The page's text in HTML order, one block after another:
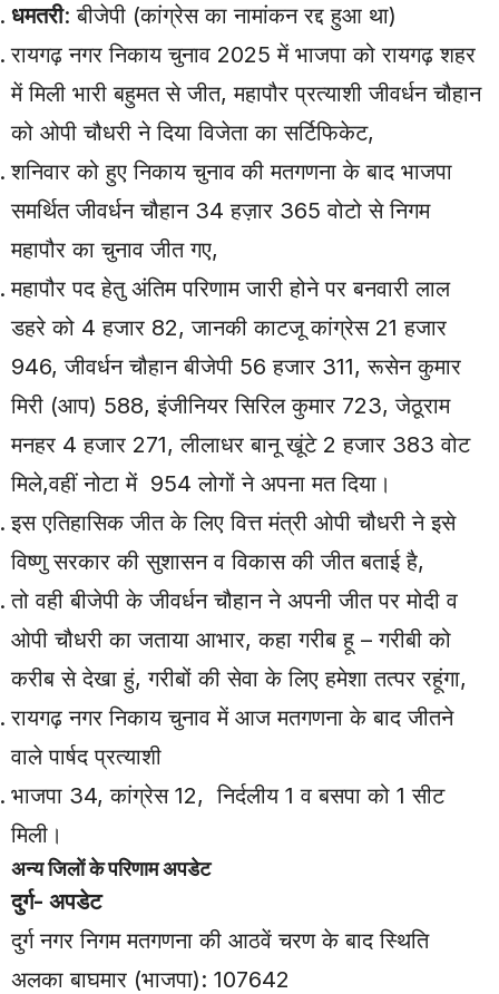
धमतरी: बीजेपी (कांग्रेस का नामांकन रद्द हुआ था)
रायगढ़ नगर निकाय चुनाव 2025 में भाजपा को रायगढ़ शहर
में मिली भारी बहुमत से जीत, महापौर प्रत्याशी जीवर्धन चौहान
को ओपी चौधरी ने दिया विजेता का सर्टिफिकेट,
शनिवार को हुए निकाय चुनाव की मतगणना के बाद भाजपा
समर्थित जीवर्धन चौहान 34 हज़ार 365 वोटो से निगम
महापौर का चुनाव जीत गए,
महापौर पद हेतु अंतिम परिणाम जारी होने पर बनवारी लाल
डहरे को 4 हजार 82, जानकी काटजू कांग्रेस 21 हजार
946, जीवर्धन चौहान बीजेपी 56 हजार 311, रूसेन कुमार
मिरी (आप) 588, इंजीनियर सिरिल कुमार 723, जेठूराम
मनहर 4 हजार 271, लीलाधर बानू खूंटे 2 हजार 383 वोट
मिले,वहीं नोटा में 954 लोगों ने अपना मत दिया।
इस एतिहासिक जीत के लिए वित्त मंत्री ओपी चौधरी ने इसे
विष्णु सरकार की सुशासन व विकास की जीत बताई है,
तो वही बीजेपी के जीवर्धन चौहान ने अपनी जीत पर मोदी व
ओपी चौधरी का जताया आभार, कहा गरीब हू – गरीबी को
करीब से देखा हुं, गरीबों की सेवा के लिए हमेशा तत्पर रहूंगा,
रायगढ़ नगर निकाय चुनाव में आज मतगणना के बाद जीतने
वाले पार्षद प्रत्याशी
भाजपा 34, कांग्रेस 12, निर्दलीय 1 व बसपा को 1 सीट
मिली।
अन्य जिलों के परिणाम अपडेट
दुर्ग- अपडेट
दुर्ग नगर निगम मतगणना की आठवें चरण के बाद स्थिति
अलका बाघमार (भाजपा): 107642